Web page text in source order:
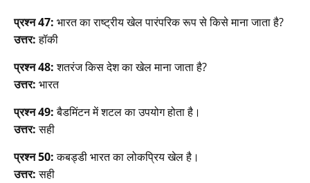
प्रश्न 47: भारत का राष्ट्रीय खेल पारंपरिक रूप से किसे माना जाता है?
उत्तर:हॉकी
प्रश्न 48:शतरंज किस देश का खेल माना जाता है?
उत्तर: भारत
प्रश्न 49:बैडमिंटन में शटल का उपयोग होता है।
उत्तर:सही
प्रश्न 50:कबड्डी भारत का लोकप्रिय खेल है।
उत्तर:सही